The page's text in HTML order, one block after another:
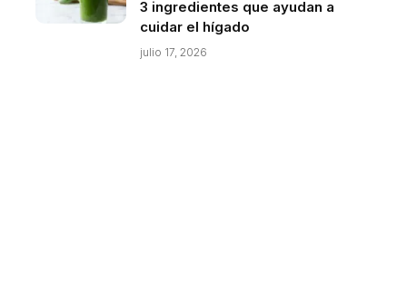
3 ingredientes que ayudan a
cuidar el hígado
julio 17, 2026